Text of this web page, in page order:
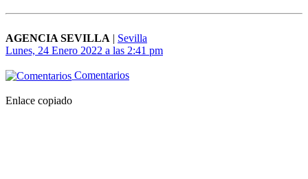
AGENCIA SEVILLA | Sevilla
Lunes, 24 Enero 2022 a las 2:41 pm
Comentarios
Enlace copiado